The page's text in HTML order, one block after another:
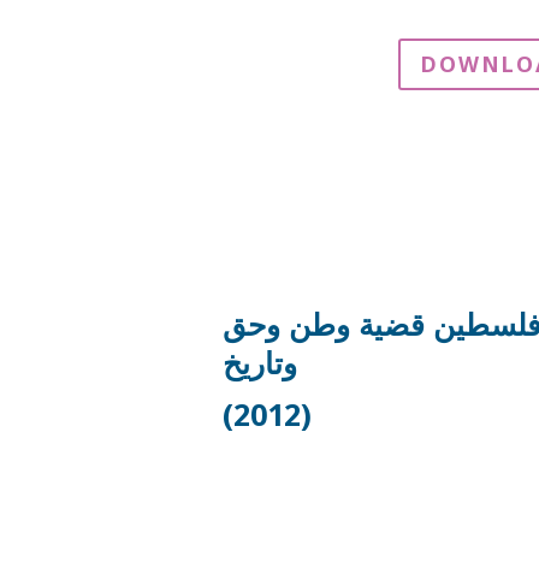
قضية وطن وحق
وتاريخ
(2012)